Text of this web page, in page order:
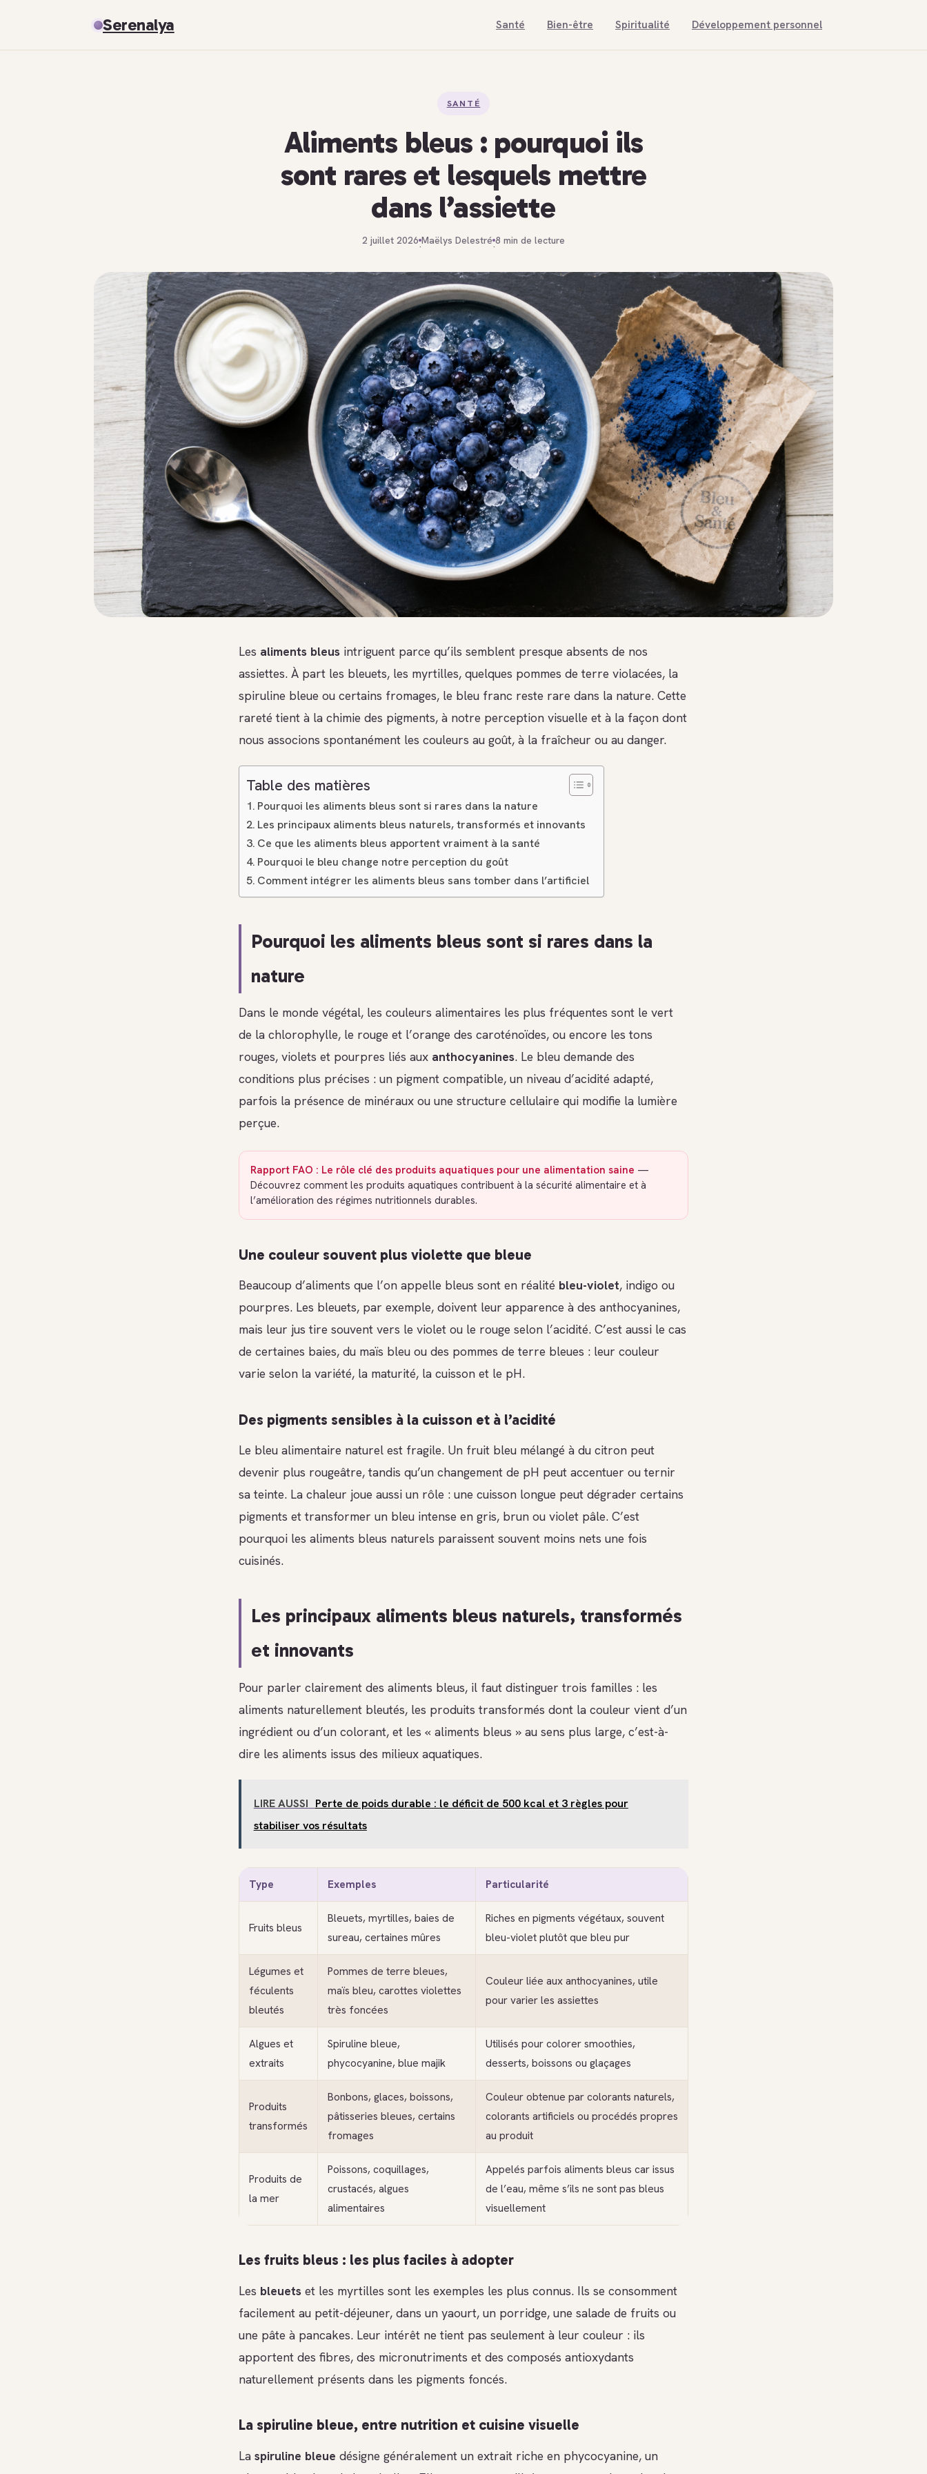
Serenalya Santé Bien-être Spiritualité Développement personnel
SANTÉ
Aliments bleus : pourquoi ils
sont rares et lesquels mettre
dans l’assiette
2 juillet 2026
·
Maëlys Delestré
·
8 min de lecture
Les aliments bleus intriguent parce qu’ils semblent presque absents de nos
assiettes. À part les bleuets, les myrtilles, quelques pommes de terre violacées, la
spiruline bleue ou certains fromages, le bleu franc reste rare dans la nature. Cette
rareté tient à la chimie des pigments, à notre perception visuelle et à la façon dont
nous associons spontanément les couleurs au goût, à la fraîcheur ou au danger.
Table des matières
Pourquoi les aliments bleus sont si rares dans la nature
Les principaux aliments bleus naturels, transformés et innovants
Ce que les aliments bleus apportent vraiment à la santé
Pourquoi le bleu change notre perception du goût
Comment intégrer les aliments bleus sans tomber dans l’artificiel
Pourquoi les aliments bleus sont si rares dans la
nature
Dans le monde végétal, les couleurs alimentaires les plus fréquentes sont le vert
de la chlorophylle, le rouge et l’orange des caroténoïdes, ou encore les tons
rouges, violets et pourpres liés aux anthocyanines. Le bleu demande des
conditions plus précises : un pigment compatible, un niveau d’acidité adapté,
parfois la présence de minéraux ou une structure cellulaire qui modifie la lumière
perçue.
Rapport FAO : Le rôle clé des produits aquatiques pour une alimentation saine —
Découvrez comment les produits aquatiques contribuent à la sécurité alimentaire et à
l’amélioration des régimes nutritionnels durables.
Une couleur souvent plus violette que bleue
Beaucoup d’aliments que l’on appelle bleus sont en réalité bleu-violet, indigo ou
pourpres. Les bleuets, par exemple, doivent leur apparence à des anthocyanines,
mais leur jus tire souvent vers le violet ou le rouge selon l’acidité. C’est aussi le cas
de certaines baies, du maïs bleu ou des pommes de terre bleues : leur couleur
varie selon la variété, la maturité, la cuisson et le pH.
Des pigments sensibles à la cuisson et à l’acidité
Le bleu alimentaire naturel est fragile. Un fruit bleu mélangé à du citron peut
devenir plus rougeâtre, tandis qu’un changement de pH peut accentuer ou ternir
sa teinte. La chaleur joue aussi un rôle : une cuisson longue peut dégrader certains
pigments et transformer un bleu intense en gris, brun ou violet pâle. C’est
pourquoi les aliments bleus naturels paraissent souvent moins nets une fois
cuisinés.
Les principaux aliments bleus naturels, transformés
et innovants
Pour parler clairement des aliments bleus, il faut distinguer trois familles : les
aliments naturellement bleutés, les produits transformés dont la couleur vient d’un
ingrédient ou d’un colorant, et les « aliments bleus » au sens plus large, c’est-à-
dire les aliments issus des milieux aquatiques.
LIRE AUSSI Perte de poids durable : le déficit de 500 kcal et 3 règles pour
stabiliser vos résultats
Type Exemples Particularité
Fruits bleus
Bleuets, myrtilles, baies de
sureau, certaines mûres
Riches en pigments végétaux, souvent
bleu-violet plutôt que bleu pur
Légumes et
féculents
bleutés
Pommes de terre bleues,
maïs bleu, carottes violettes
très foncées
Couleur liée aux anthocyanines, utile
pour varier les assiettes
Algues et
extraits
Spiruline bleue,
phycocyanine, blue majik
Utilisés pour colorer smoothies,
desserts, boissons ou glaçages
Produits
transformés
Bonbons, glaces, boissons,
pâtisseries bleues, certains
fromages
Couleur obtenue par colorants naturels,
colorants artificiels ou procédés propres
au produit
Produits de
la mer
Poissons, coquillages,
crustacés, algues
alimentaires
Appelés parfois aliments bleus car issus
de l’eau, même s’ils ne sont pas bleus
visuellement
Les fruits bleus : les plus faciles à adopter
Les bleuets et les myrtilles sont les exemples les plus connus. Ils se consomment
facilement au petit-déjeuner, dans un yaourt, un porridge, une salade de fruits ou
une pâte à pancakes. Leur intérêt ne tient pas seulement à leur couleur : ils
apportent des fibres, des micronutriments et des composés antioxydants
naturellement présents dans les pigments foncés.
La spiruline bleue, entre nutrition et cuisine visuelle
La spiruline bleue désigne généralement un extrait riche en phycocyanine, un